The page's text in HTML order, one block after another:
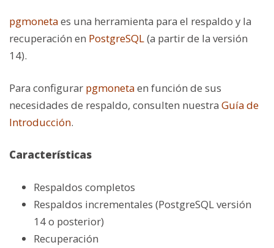
pgmonetaes una herramienta para el respaldo y la
recuperación en PostgreSQL (a partir de la versión
14).
Para configurar pgmonetaen función de sus
necesidades de respaldo, consulten nuestra Guía de
Introducción.
Características
Respaldos completos
Respaldos incrementales (PostgreSQL versión
14 o posterior)
Recuperación